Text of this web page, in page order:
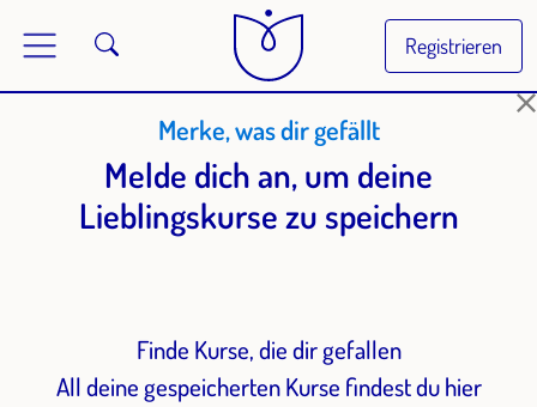
Registrieren
Merke, was dir gefällt
Melde dich an, um deine
Lieblingskurse zu speichern
Finde Kurse, die dir gefallen
All deine gespeicherten Kurse findest du hier